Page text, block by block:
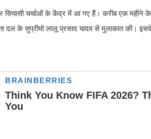
सियासी चर्चाओं के केंद्र में आ गए हैं। करीब एक महीने
दल के सुप्रीमो लालू प्रसाद यादव से मुलाकात की।